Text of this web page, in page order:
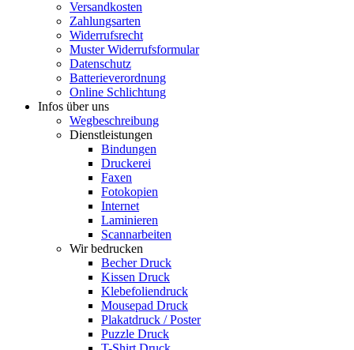
Versandkosten
Zahlungsarten
Widerrufsrecht
Muster Widerrufsformular
Datenschutz
Batterieverordnung
Online Schlichtung
Infos über uns
Wegbeschreibung
Dienstleistungen
Bindungen
Druckerei
Faxen
Fotokopien
Internet
Laminieren
Scannarbeiten
Wir bedrucken
Becher Druck
Kissen Druck
Klebefoliendruck
Mousepad Druck
Plakatdruck / Poster
Puzzle Druck